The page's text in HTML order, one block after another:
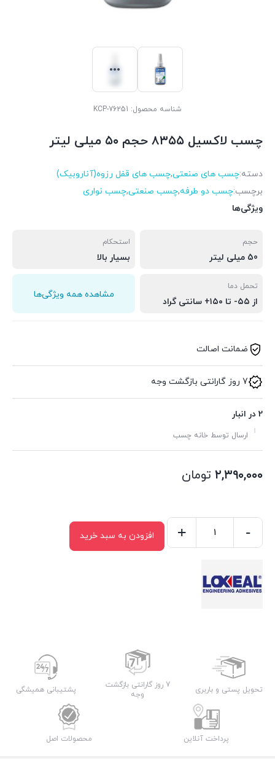
شناسه محصول: KCP-76251
چسب لاکسیل ۸۳۵۵ حجم ۵۰ میلی لیتر
دسته:چسب های صنعتی,چسب های قفل رزوه(آناروبیک)
برچسب:چسب دو طرفه,چسب صنعتی,چسب نواری
ویژگی‌ها
حجم
50 میلی لیتر
استحکام
بسیار بالا
تحمل دما
از ۵۵- تا ۱۵۰+ سانتی گراد
مشاهده همه ویژگی‌ها
ضمانت اصالت
7 روز گارانتی بازگشت وجه
2 در انبار
ارسال توسط خانه چسب
۲,۳۹۰,۰۰۰ تومان
۸۳۵۵
حجم
-
+ افزودن به سبد خرید
تحویل پستی و باربری
7 روز گارانتی بازگشت
وجه
پشتیبانی همیشگی
پرداخت آنلاین محصولات اصل